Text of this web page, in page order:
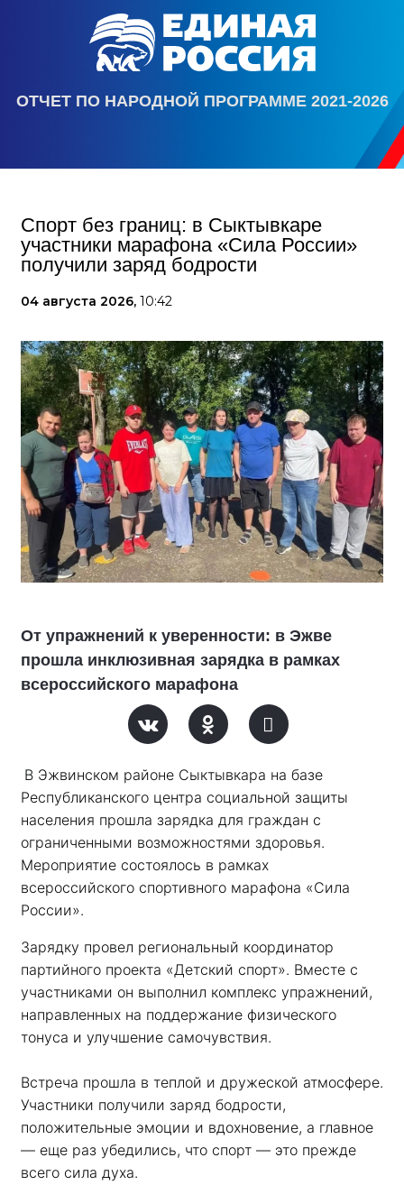
ОТЧЕТ ПО НАРОДНОЙ ПРОГРАММЕ 2021-2026
Спорт без границ: в Сыктывкаре
участники марафона «Сила России»
получили заряд бодрости
04 августа 2026, 10:42
От упражнений к уверенности: в Эжве
прошла инклюзивная зарядка в рамках
всероссийского марафона
В Эжвинском районе Сыктывкара на базе
Республиканского центра социальной защиты
населения прошла зарядка для граждан с
ограниченными возможностями здоровья.
Мероприятие состоялось в рамках
всероссийского спортивного марафона «Сила
России».
Зарядку провел региональный координатор
партийного проекта «Детский спорт». Вместе с
участниками он выполнил комплекс упражнений,
направленных на поддержание физического
тонуса и улучшение самочувствия.
Встреча прошла в теплой и дружеской атмосфере.
Участники получили заряд бодрости,
положительные эмоции и вдохновение, а главное
— еще раз убедились, что спорт — это прежде
всего сила духа.